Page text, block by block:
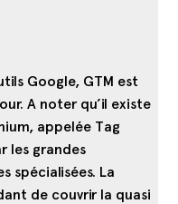
Google, GTM est
A noter qu’il existe
appelée Tag
les grandes
spécialisées. La
de couvrir la quasi